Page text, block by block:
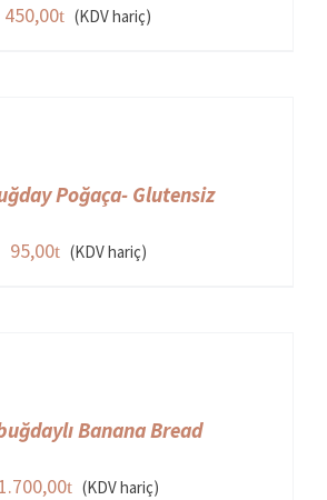
450,00 (KDV hariç)
Poğaça- Glutensiz
95,00 (KDV hariç)
Banana Bread
1.700,00 (KDV hariç)